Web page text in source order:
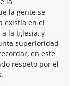
la gente se
existía en el
la Iglesia, y
superioridad
en este
respeto por el